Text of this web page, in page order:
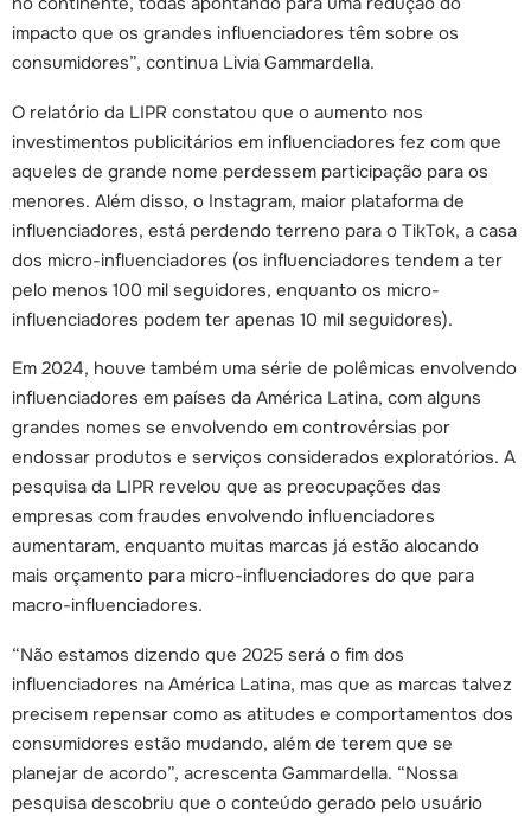
impacto que os grandes influenciadores têm sobre os
consumidores”, continua Livia Gammardella.
O relatório da LIPR constatou que o aumento nos
investimentos publicitários em influenciadores fez com que
aqueles de grande nome perdessem participação para os
menores. Além disso, o Instagram, maior plataforma de
influenciadores, está perdendo terreno para o TikTok, a casa
dos micro-influenciadores (os influenciadores tendem a ter
pelo menos 100 mil seguidores, enquanto os micro-
influenciadores podem ter apenas 10 mil seguidores).
Em 2024, houve também uma série de polêmicas envolvendo
influenciadores em países da América Latina, com alguns
grandes nomes se envolvendo em controvérsias por
endossar produtos e serviços considerados exploratórios. A
pesquisa da LIPR revelou que as preocupações das
empresas com fraudes envolvendo influenciadores
aumentaram, enquanto muitas marcas já estão alocando
mais orçamento para micro-influenciadores do que para
macro-influenciadores.
“Não estamos dizendo que 2025 será o fim dos
influenciadores na América Latina, mas que as marcas talvez
precisem repensar como as atitudes e comportamentos dos
consumidores estão mudando, além de terem que se
planejar de acordo”, acrescenta Gammardella. “Nossa
pesquisa descobriu que o conteúdo gerado pelo usuário